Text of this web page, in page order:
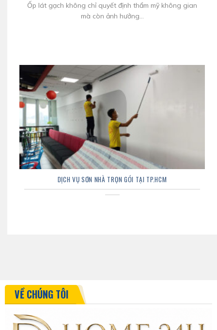
Ốp lát gạch không chỉ quyết định thẩm mỹ không gian
mà còn ảnh hưởng...
DỊCH VỤ SƠN NHÀ TRỌN GÓI TẠI TP.HCM
VỀ CHÚNG TÔI